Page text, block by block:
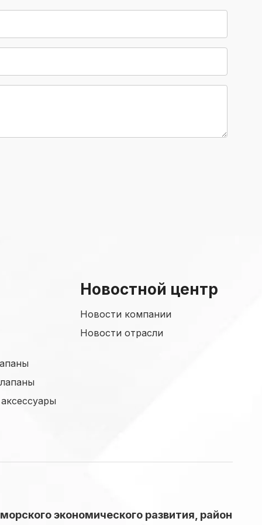
Новостной центр
Новости компании
Новости отрасли
экономического развития, район